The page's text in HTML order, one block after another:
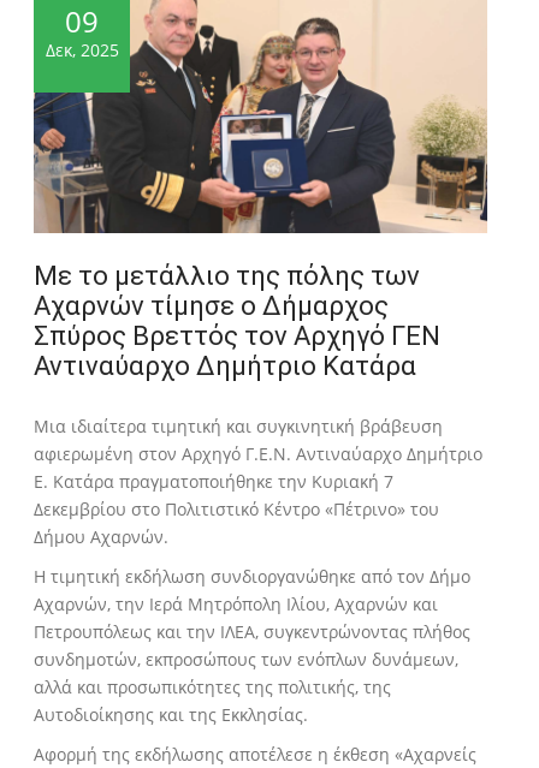
09
Δεκ, 2025
Με το μετάλλιο της πόλης των
Αχαρνών τίμησε ο Δήμαρχος
Σπύρος Βρεττός τον Αρχηγό ΓΕΝ
Αντιναύαρχο Δημήτριο Κατάρα
Μια ιδιαίτερα τιμητική και συγκινητική βράβευση
αφιερωμένη στον Αρχηγό Γ.Ε.Ν. Αντιναύαρχο Δημήτριο
Ε. Κατάρα πραγματοποιήθηκε την Κυριακή 7
Δεκεμβρίου στο Πολιτιστικό Κέντρο «Πέτρινο» του
Δήμου Αχαρνών.
Η τιμητική εκδήλωση συνδιοργανώθηκε από τον Δήμο
Αχαρνών, την Ιερά Μητρόπολη Ιλίου, Αχαρνών και
Πετρουπόλεως και την ΙΛΕΑ, συγκεντρώνοντας πλήθος
συνδημοτών, εκπροσώπους των ενόπλων δυνάμεων,
αλλά και προσωπικότητες της πολιτικής, της
Αυτοδιοίκησης και της Εκκλησίας.
Αφορμή της εκδήλωσης αποτέλεσε η έκθεση «Αχαρνείς